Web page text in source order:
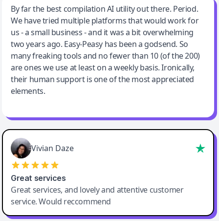
Jeff Wilson
By far the best compilation AI utility
By far the best compilation AI utility out there. Period.
We have tried multiple platforms that would work for
us - a small business - and it was a bit overwhelming
two years ago. Easy-Peasy has been a godsend. So
many freaking tools and no fewer than 10 (of the 200)
are ones we use at least on a weekly basis. Ironically,
their human support is one of the most appreciated
elements.
Vivian Daze
Great services
Great services, and lovely and attentive customer
service. Would reccommend